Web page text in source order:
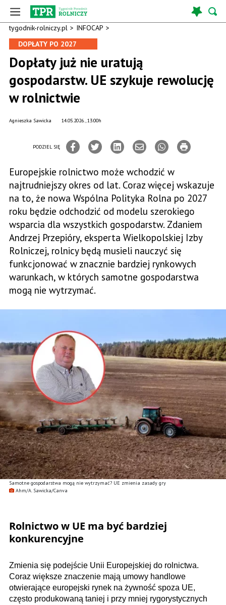
tygodnik-rolniczy.pl > INFOCAP >
Samotne gospodarstwa mogą nie wytrzymać? UE zmienia zasady gry
Ahm/A. Sawicka/Canva
DOPŁATY PO 2027
Dopłaty już nie uratują
gospodarstw. UE szykuje rewolucję
w rolnictwie
14.05.2026., 13:00h
Agnieszka Sawicka
PODZIEL SIĘ
Europejskie rolnictwo może wchodzić w
najtrudniejszy okres od lat. Coraz więcej wskazuje
na to, że nowa Wspólna Polityka Rolna po 2027
roku będzie odchodzić od modelu szerokiego
wsparcia dla wszystkich gospodarstw. Zdaniem
Andrzej Przepióry, eksperta Wielkopolskiej Izby
Rolniczej, rolnicy będą musieli nauczyć się
funkcjonować w znacznie bardziej rynkowych
warunkach, w których samotne gospodarstwa
mogą nie wytrzymać.
Rolnictwo w UE ma być bardziej
konkurencyjne
Zmienia się podejście Unii Europejskiej do rolnictwa.
Coraz większe znaczenie mają umowy handlowe
otwierające europejski rynek na żywność spoza UE,
często produkowaną taniej i przy mniej rygorystycznych